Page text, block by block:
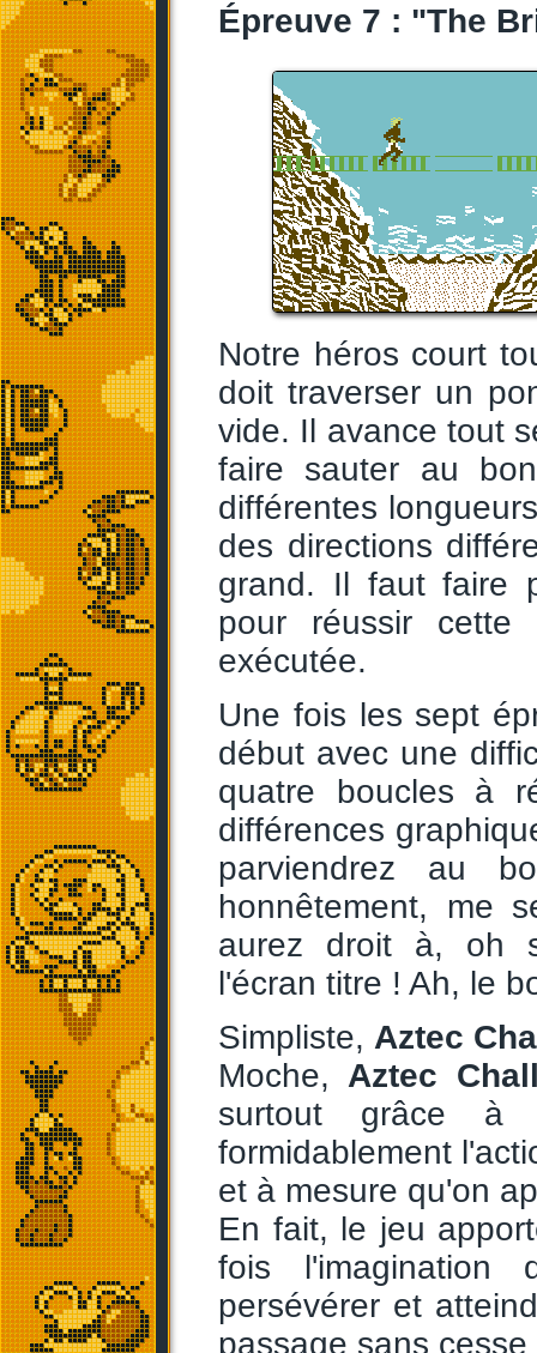
Épreuve 7 : "The
Notre héros court
doit traverser un
vide. Il avance tout
faire sauter au
différentes
des directions
grand. Il faut faire
pour réussir
exécutée.
Une fois les sept
début avec une
quatre boucles à
différences
parviendrez au
honnêtement, me
aurez droit à, oh
l'écran titre ! Ah, le
Simpliste, Aztec
Moche, Aztec
surtout grâce à
formidablement
et à mesure qu'on
En fait, le jeu
fois
persévérer et
passage sans